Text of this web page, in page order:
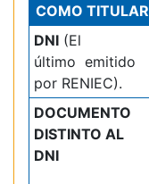
COMO TITULAR
DNI(El
último emitido
por RENIEC).
DOCUMENTO
DISTINTO AL
DNI